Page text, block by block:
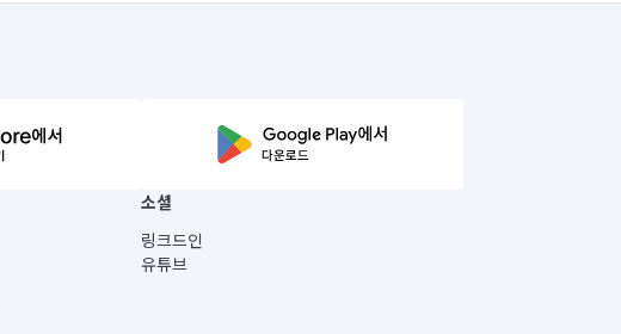
소셜
링크드인
유튜브